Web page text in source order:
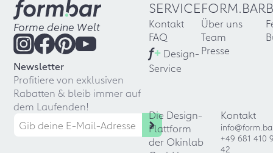
Forme deine Welt
Newsletter
Profitiere von exklusiven
Rabatten & bleib immer auf
dem Laufenden!
SERVICE
Kontakt
FAQ
f+ Design-
Service
FORM.BAR
Über uns
Team
Presse
Die Design-
Plattform
der Okinlab
Kontakt
+49 681 410
42